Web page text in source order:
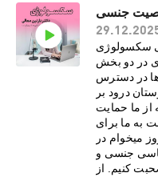
فارسی سکسولوژی
در دو بخش
ها در دسترس
درود بر
از ما حمایت
به ما برای
میخوام در
جنسی و
کنیم. از